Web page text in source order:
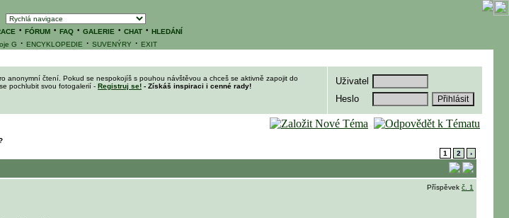
· FÓRUM· FAQ· GALERIE · CHAT· HLEDÁNÍ
G · ENCYKLOPEDIE · SUVENÝRY · EXIT
anonymní čtení. Pokud se nespokojíš s pouhou návštěvou a chceš se aktivně zapojit do
pochlubit svou fotogalerií - Registruj se! - Získáš inspiraci i cenné rady!
Uživatel
Heslo
1 2
›
Příspěvek č. 1